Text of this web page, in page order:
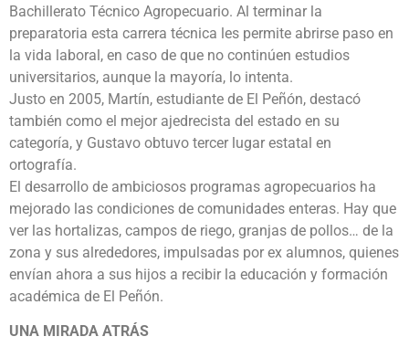
Bachillerato Técnico Agropecuario. Al terminar la
preparatoria esta carrera técnica les permite abrirse paso en
la vida laboral, en caso de que no continúen estudios
universitarios, aunque la mayoría, lo intenta.
Justo en 2005, Martín, estudiante de El Peñón, destacó
también como el mejor ajedrecista del estado en su
categoría, y Gustavo obtuvo tercer lugar estatal en
ortografía.
El desarrollo de ambiciosos programas agropecuarios ha
mejorado las condiciones de comunidades enteras. Hay que
ver las hortalizas, campos de riego, granjas de pollos… de la
zona y sus alrededores, impulsadas por ex alumnos, quienes
envían ahora a sus hijos a recibir la educación y formación
académica de El Peñón.
UNA MIRADA ATRÁS